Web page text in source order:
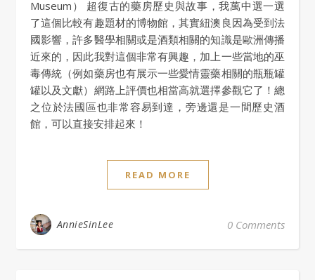
Museum） 超復古的藥房歷史與故事，我萬中選一選
了這個比較有趣題材的博物館，其實紐澳良因為受到法
國影響，許多醫學相關或是酒類相關的知識是歐洲傳播
近來的，因此我對這個非常有興趣，加上一些當地的巫
毒傳統（例如藥房也有展示一些愛情靈藥相關的瓶瓶罐
罐以及文獻）網路上評價也相當高就選擇參觀它了！總
之位於法國區也非常容易到達，旁邊還是一間歷史酒
館，可以直接安排起來！
READ MORE
AnnieSinLee 0 Comments